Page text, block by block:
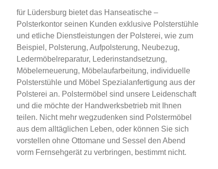
für Lüdersburg bietet das Hanseatische –
Polsterkontor seinen Kunden exklusive Polsterstühle
und etliche Dienstleistungen der Polsterei, wie zum
Beispiel, Polsterung, Aufpolsterung, Neubezug,
Ledermöbelreparatur, Lederinstandsetzung,
Möbelerneuerung, Möbelaufarbeitung, individuelle
Polsterstühle und Möbel Spezialanfertigung aus der
Polsterei an. Polstermöbel sind unsere Leidenschaft
und die möchte der Handwerksbetrieb mit Ihnen
teilen. Nicht mehr wegzudenken sind Polstermöbel
aus dem alltäglichen Leben, oder können Sie sich
vorstellen ohne Ottomane und Sessel den Abend
vorm Fernsehgerät zu verbringen, bestimmt nicht.